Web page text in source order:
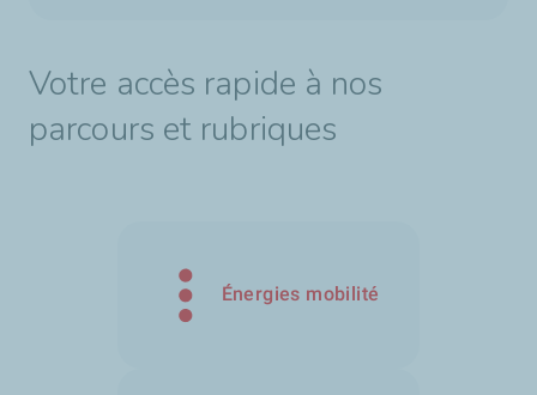
Votre accès rapide à nos
parcours et rubriques
Énergies mobilité